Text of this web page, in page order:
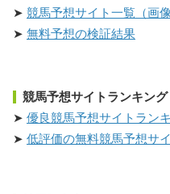
競馬予想サイト一覧（画像
無料予想の検証結果
競馬予想サイトランキング
優良競馬予想サイトラン
低評価の無料競馬予想サ